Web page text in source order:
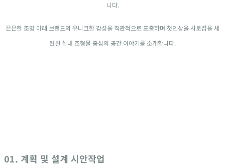
니다.
은은한 조명 아래 브랜드의 유니크한 감성을 직관적으로 표출하며 첫인상을 사로잡을 세
련된 실내 조형물 중심의 공간 이야기를 소개합니다.
01. 계획 및 설계 시안작업